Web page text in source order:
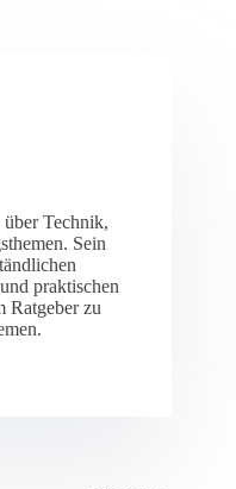
Technik,
Sein
praktischen
Ratgeber zu